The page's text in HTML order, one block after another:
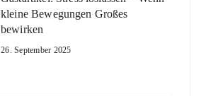
kleine Bewegungen Großes
bewirken
26. September 2025